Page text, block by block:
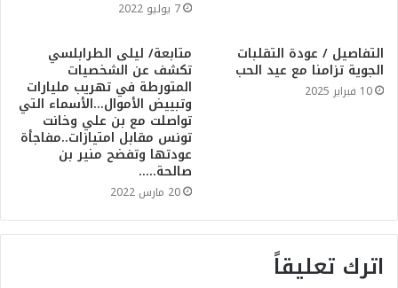
7 يوليو 2022
التفاصيل / عودة التقلبات
الجوية تزامنا مع عيد الحب
10 فبراير 2025
متابعة/ ليلى الطرابلسي
تكشف عن الشخصيات
المتورطة في تهريب مليارات
وتبييض الأموال…الأسماء التي
تواصلت مع بن علي وخانت
تونس مقابل امتيازات..مفاجأة
عودتها وتفضح منير بن
صالحة…..
20 مارس 2022
اترك تعليقاً